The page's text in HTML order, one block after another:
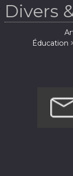
Divers
Éducation